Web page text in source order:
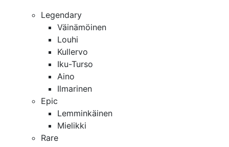
Legendary
Väinämöinen
Louhi
Kullervo
Iku-Turso
Aino
Ilmarinen
Epic
Lemminkäinen
Mielikki
Rare